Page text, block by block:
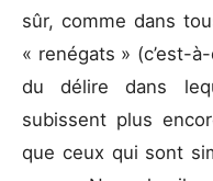
sûr, comme dans
« renégats » (c’est-
du délire dans
subissent plus
que ceux qui sont